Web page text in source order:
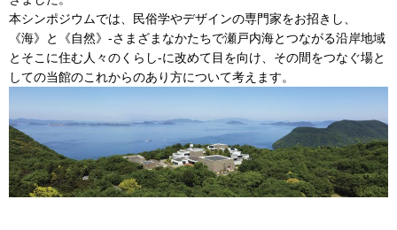
本シンポジウムでは、民俗学やデザインの専門家をお招きし、
《海》と《自然》-さまざまなかたちで瀬戸内海とつながる沿岸地域
とそこに住む人々のくらし-に改めて目を向け、その間をつなぐ場と
しての当館のこれからのあり方について考えます。